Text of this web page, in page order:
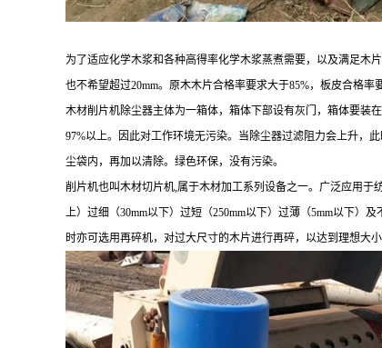
为了适应化学木浆和各种高得率化学木浆蒸煮需要，以及满足木
也不希望超过20mm。原木木片合格率要求大于85%，板皮合格
木材削片机除尘器主体为一箱体，箱体下部设有灰门，箱体要装
97%以上。因此对工作环境无污染。当除尘器过滤阻力会上升，
尘袋内，再加以清除。绿色环保，没有污染。
削片机也叫木材切片机,属于木材加工系列设备之一。广泛应用
上）过细（30mm以下）过短（250mm以下）过薄（5mm以下
时亦可选用再碎机，对过大尺寸的木片进行再碎，以达到理想大小